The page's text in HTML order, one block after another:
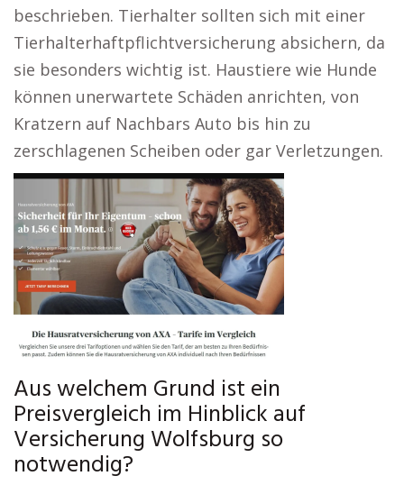
beschrieben. Tierhalter sollten sich mit einer
Tierhalterhaftpflichtversicherung absichern, da
sie besonders wichtig ist. Haustiere wie Hunde
können unerwartete Schäden anrichten, von
Kratzern auf Nachbars Auto bis hin zu
zerschlagenen Scheiben oder gar Verletzungen.
Aus welchem Grund ist ein
Preisvergleich im Hinblick auf
Versicherung Wolfsburg so
notwendig?